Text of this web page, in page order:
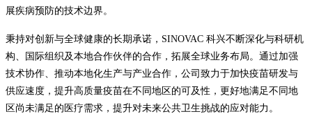
展疾病预防的技术边界。
秉持对创新与全球健康的长期承诺，SINOVAC 科兴不断深化与科研机
构、国际组织及本地合作伙伴的合作，拓展全球业务布局。通过加强
技术协作、推动本地化生产与产业合作，公司致力于加快疫苗研发与
供应速度，提升高质量疫苗在不同地区的可及性，更好地满足不同地
区尚未满足的医疗需求，提升对未来公共卫生挑战的应对能力。